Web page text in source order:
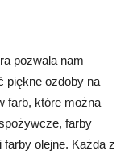
pozwala nam
piękne ozdoby na
farb, które można
farby
olejne. Każda z